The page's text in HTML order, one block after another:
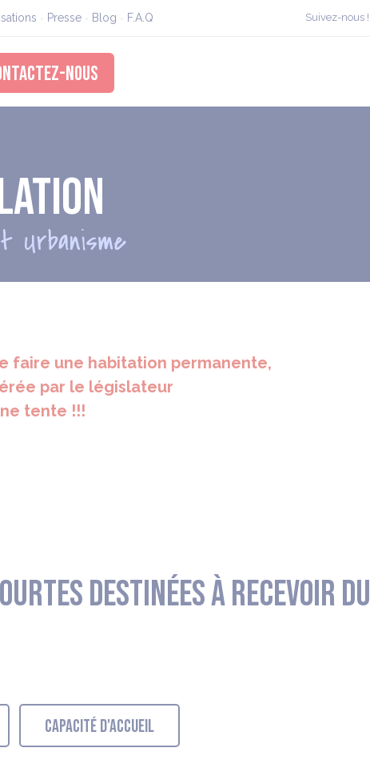
Presse Blog F.A.Q Suivez-nous !
NOUS
Urbanisme
faire une habitation permanente,
par le législateur
tente !!!
destinées à recevoir du
CAPACITÉ D'ACCUEIL